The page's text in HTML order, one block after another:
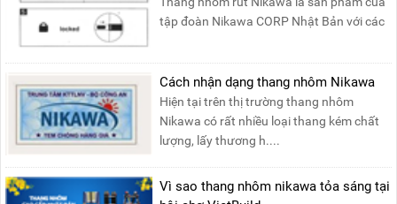
tập đoàn Nikawa CORP Nhật Bản với các
Cách nhận dạng thang nhôm Nikawa
Hiện tại trên thị trường thang nhôm
Nikawa có rất nhiều loại thang kém chất
lượng, lấy thương h....
Vì sao thang nhôm nikawa tỏa sáng tại